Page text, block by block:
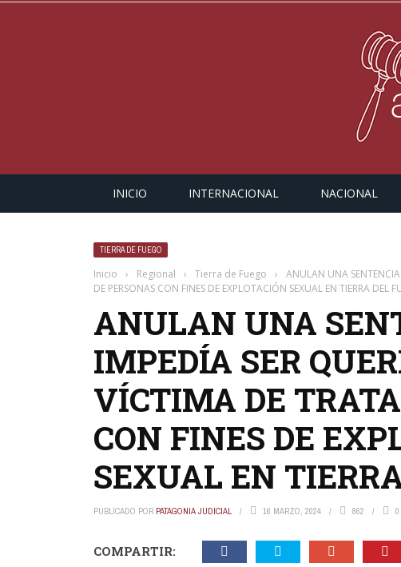
INICIO INTERNACIONAL NACIONAL
TIERRA DE FUEGO
Inicio › Regional › Tierra de Fuego ›
ANULAN UNA
DE PERSONAS CON FINES DE EXPLOTACIÓN SEXUAL EN TIERRA DEL
ANULAN UNA
IMPEDÍA SER
VÍCTIMA DE
CON FINES DE
SEXUAL EN
PUBLICADO POR PATAGONIA JUDICIAL 16 MARZO, 2024 862 0
COMPARTIR: